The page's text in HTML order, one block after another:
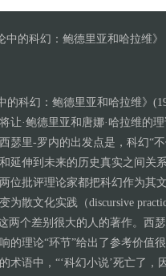
中的科幻：鲍德里亚和哈拉维》
的科幻：鲍德里亚和哈拉维》
让·鲍德里亚和唐娜·哈拉维的
瑟里-罗内的出发点是，科幻“
延伸到未来的历史真实之间关
位批评理论家都把科幻作为其
为散文化实践（discursive
两个差别很大的人的著作。西
的理论“环节”给出了参考价值
术语中，“‘科幻小说’死亡了，